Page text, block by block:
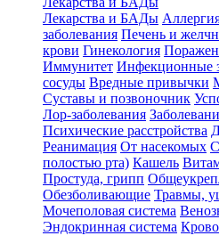
Лекарства и БАДы
заболевания Печень и
крови Гинекология
Иммунитет Инфекционные
сосуды Вредные привычки
Суставы и позвоночник
Лор-заболевания
Психические расстройства
Реанимация От насекомых
полостью рта) Кашель
Простуда, грипп
Обезболивающие Травмы,
Мочеполовая система
Эндокринная система